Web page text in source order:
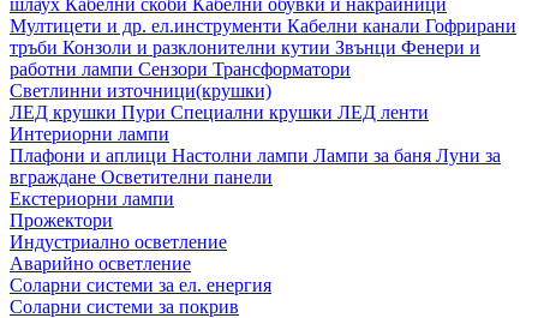
Мултицети и др. ел.инструменти Кабелни канали Гофрирани
тръби Конзоли и разклонителни кутии Звънци Фенери и
работни лампи Сензори Трансформатори
Светлинни източници(крушки)
ЛЕД крушки Пури Специални крушки ЛЕД ленти
Интериорни лампи
Плафони и аплици Настолни лампи Лампи за баня Луни за
вграждане Осветителни панели
Екстериорни лампи
Прожектори
Индустриално осветление
Аварийно осветление
Соларни системи за ел. енергия
Соларни системи за покрив